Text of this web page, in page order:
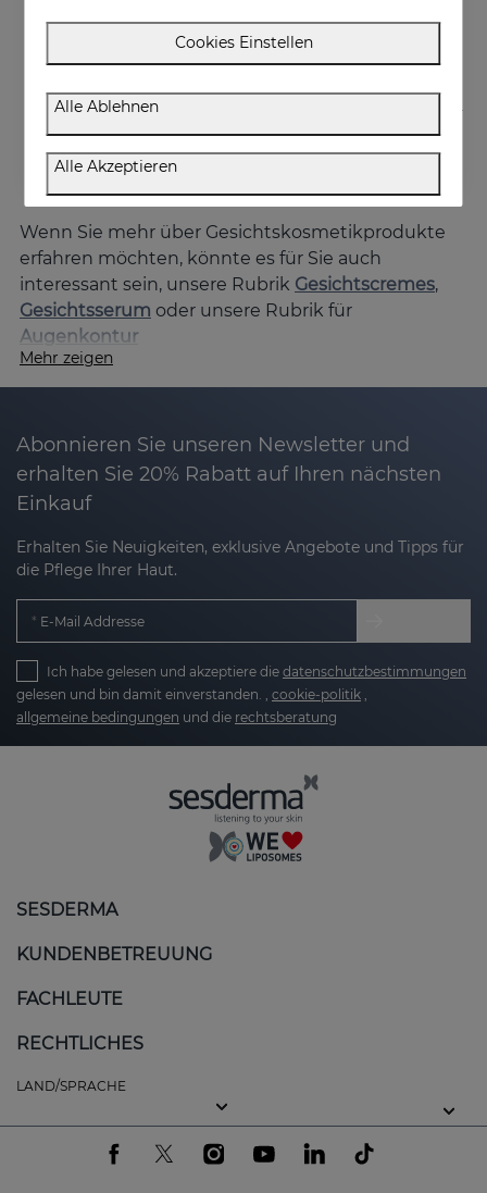
Wenn Sie mehr über Gesichtskosmetikprodukte
erfahren möchten, könnte es für Sie auch
interessant sein, unsere Rubrik Gesichtscremes,
Gesichtsserum oder unsere Rubrik für
Augenkontur
Mehr zeigen
Abonnieren Sie unseren Newsletter und
erhalten Sie 20% Rabatt auf Ihren nächsten
Einkauf
Erhalten Sie Neuigkeiten, exklusive Angebote und Tipps für
die Pflege Ihrer Haut.
E-Mail Addresse
Ich habe gelesen und akzeptiere die datenschutzbestimmungen
gelesen und bin damit einverstanden. , cookie-politik
allgemeine bedingungen und die rechtsberatung
SESDERMA
KUNDENBETREUUNG
FACHLEUTE
RECHTLICHES
LAND/SPRACHE
Cookies Einstellen
Alle Ablehnen
Alle Akzeptieren